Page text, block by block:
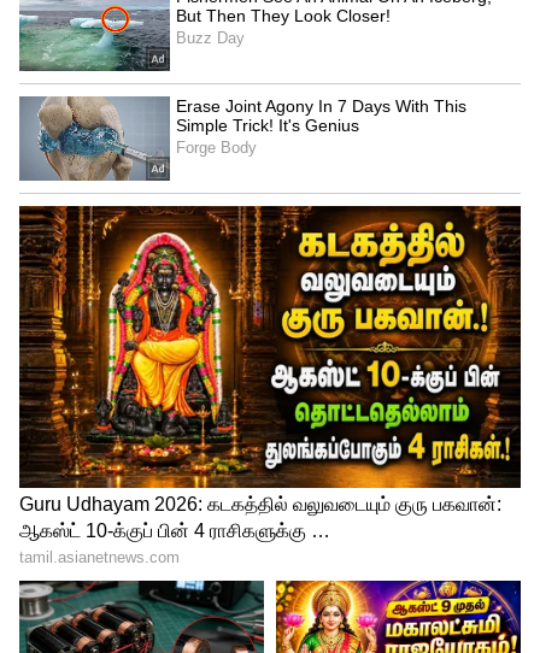
Image Credit :Gemini
கஸ்டமைஸ்டு கிஃப்ட் பாக்ஸ் மற்றும்
கவர்கள் (Handmade Envelopes & Gift Boxes)
பண்டிகைகள், திருமணங்கள் அல்லது
பிறந்த நாட்களில், சாதாரண கவர்களில்
பணம் கொடுப்பதை இப்போது யாரும்
விரும்புவதில்லை. தங்கள் பரிசு தனித்துத்
தெரிய வேண்டும் என நினைக்கிறார்கள்.
நீங்கள் தடிமனான வண்ணக் காகிதங்கள்,
மறுசுழற்சி செய்யப்பட்ட தாள்கள், காய்ந்த
இலைகள், கலர்ஸைப் பயன்படுத்தி
அழகான மொய் கவர்கள், சாக்லேட்
பாக்ஸ்கள், நகை வைக்கும் பௌச்கள்